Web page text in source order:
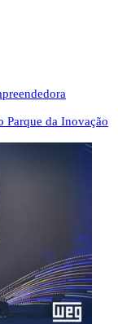
Parque da Inovação